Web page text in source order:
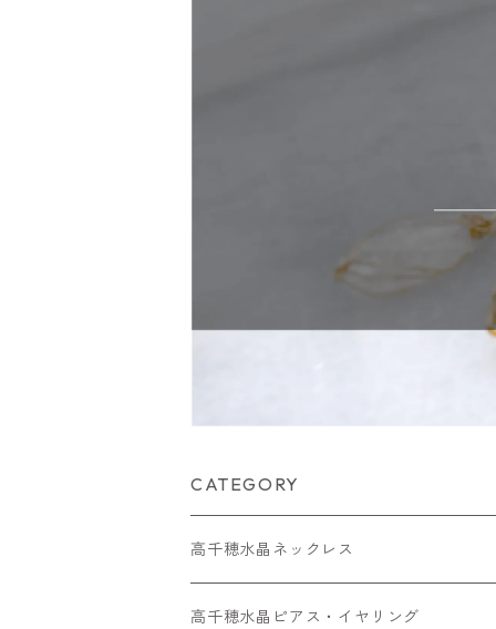
CATEGORY
高千穂水晶ネックレス
メッキネックレス
高千穂水晶ピアス・イヤリング